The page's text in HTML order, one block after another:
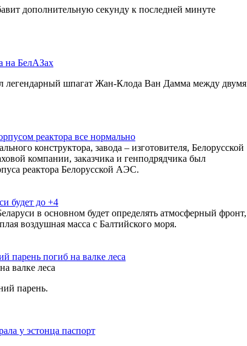
дополнительную секунду к последней минуте
на БелАЗах
легендарный шпагат Жан-Клода Ван Дамма между двумя
реактора все нормально
конструктора, завода – изготовителя, Белорусской
компании, заказчика и генподрядчика был
реактора Белорусской АЭС.
будет до +4
в основном будет определять атмосферный фронт,
воздушная масса с Балтийского моря.
парень погиб на валке леса
парень.
у эстонца паспорт